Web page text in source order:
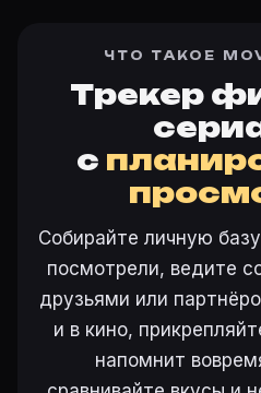
ЧТО ТАКОЕ
Трекер
с
Собирайте личную
посмотрели, ведите
друзьями или
и в кино,
напомнит